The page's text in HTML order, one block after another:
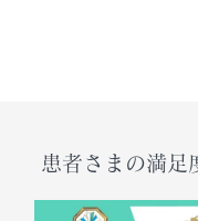
患者さまの満足